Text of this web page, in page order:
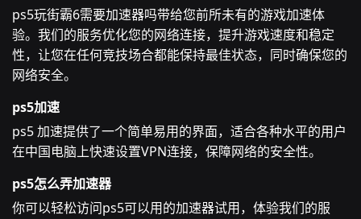
ps5玩街霸6需要加速器吗带给您前所未有的游戏加速体
验。我们的服务优化您的网络连接，提升游戏速度和稳定
性，让您在任何竞技场合都能保持最佳状态，同时确保您的
网络安全。
ps5加速
ps5 加速提供了一个简单易用的界面，适合各种水平的用户
在中国电脑上快速设置VPN连接，保障网络的安全性。
ps5怎么弄加速器
你可以轻松访问ps5可以用的加速器试用，体验我们的服